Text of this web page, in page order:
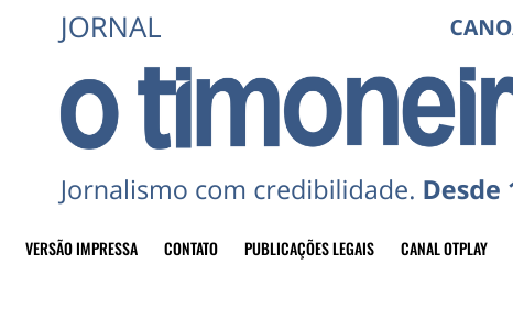
VERSÃO IMPRESSA CONTATO PUBLICAÇÕES LEGAIS CANAL OTPLAY